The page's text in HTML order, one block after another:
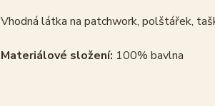
Vhodná látka na patchwork, polštářek,
Materiálové složení: 100% bavlna